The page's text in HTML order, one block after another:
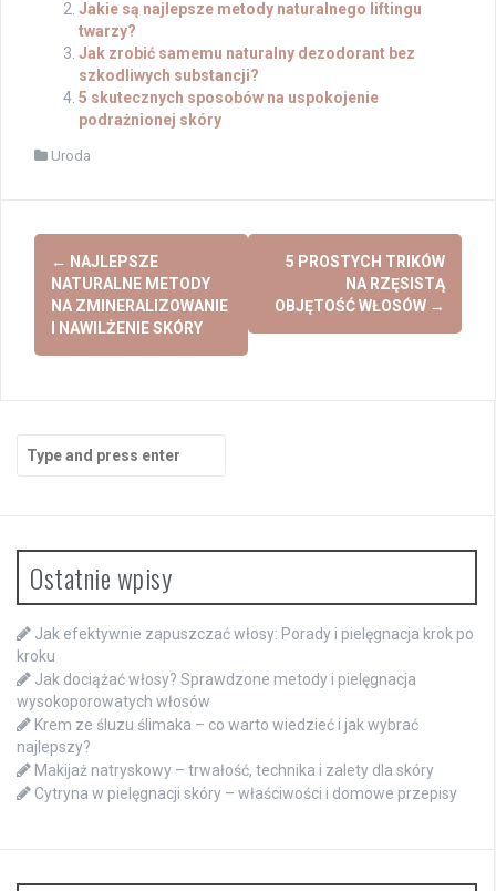
Jakie są najlepsze metody naturalnego liftingu
twarzy?
Jak zrobić samemu naturalny dezodorant bez
szkodliwych substancji?
5 skutecznych sposobów na uspokojenie
podrażnionej skóry
Uroda
Post
navigation
← NAJLEPSZE
NATURALNE METODY
NA ZMINERALIZOWANIE
I NAWILŻENIE SKÓRY
5 PROSTYCH TRIKÓW
NA RZĘSISTĄ
OBJĘTOŚĆ WŁOSÓW →
Search
for:
Ostatnie wpisy
Jak efektywnie zapuszczać włosy: Porady i pielęgnacja krok po
kroku
Jak dociążać włosy? Sprawdzone metody i pielęgnacja
wysokoporowatych włosów
Krem ze śluzu ślimaka – co warto wiedzieć i jak wybrać
najlepszy?
Makijaż natryskowy – trwałość, technika i zalety dla skóry
Cytryna w pielęgnacji skóry – właściwości i domowe przepisy